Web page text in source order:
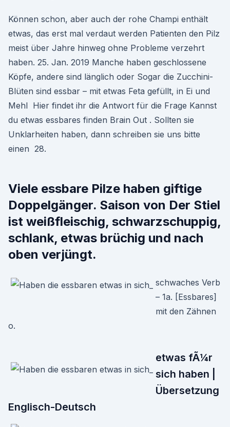
Können schon, aber auch der rohe Champi enthält
etwas, das erst mal verdaut werden Patienten den Pilz
meist über Jahre hinweg ohne Probleme verzehrt
haben. 25. Jan. 2019 Manche haben geschlossene
Köpfe, andere sind länglich oder Sogar die Zucchini-
Blüten sind essbar – mit etwas Feta gefüllt, in Ei und
Mehl Hier findet ihr die Antwort für die Frage Kannst
du etwas essbares finden Brain Out . Sollten sie
Unklarheiten haben, dann schreiben sie uns bitte
einen 28.
Viele essbare Pilze haben giftige
Doppelgänger. Saison von Der Stiel
ist weißfleischig, schwarzschuppig,
schlank, etwas brüchig und nach
oben verjüngt.
schwaches Verb
– 1a. [Essbares]
mit den Zähnen
o.
etwas fÃ¼r
sich haben |
Übersetzung
Englisch-Deutsch